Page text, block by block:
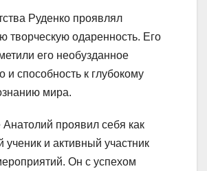
Руденко проявлял
творческую одаренность. Его
его необузданное
и способность к глубокому
мира.
проявил себя как
ученик и активный участник
Он с успехом